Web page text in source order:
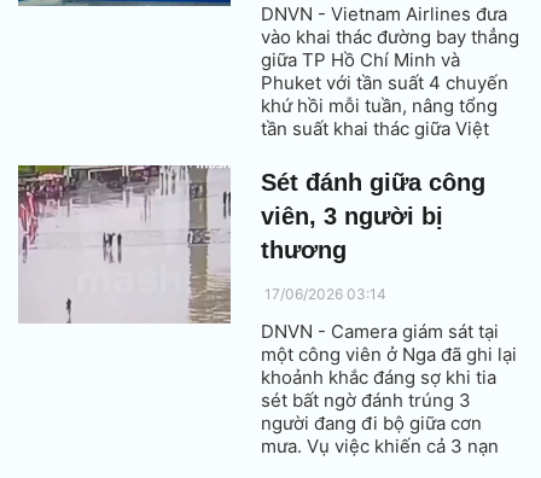
DNVN - Vietnam Airlines đưa
vào khai thác đường bay thẳng
giữa TP Hồ Chí Minh và
Phuket với tần suất 4 chuyến
khứ hồi mỗi tuần, nâng tổng
tần suất khai thác giữa Việt
chuyến mỗi tuần.
Sét đánh giữa công
viên, 3 người bị
thương
17/06/2026 03:14
DNVN - Camera giám sát tại
một công viên ở Nga đã ghi lại
khoảnh khắc đáng sợ khi tia
sét bất ngờ đánh trúng 3
người đang đi bộ giữa cơn
mưa. Vụ việc khiến cả 3 nạn